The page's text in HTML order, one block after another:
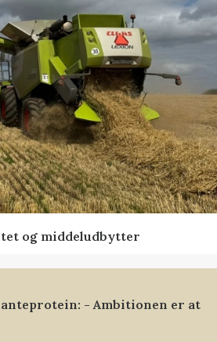
og middeludbytter
- Ambitionen er at